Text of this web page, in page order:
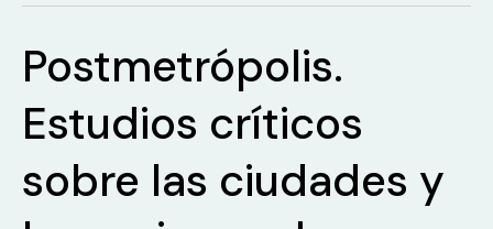
Amereida.
Arquitectura
la
Postmetrópolis.
Estudios críticos
sobre las ciudades y